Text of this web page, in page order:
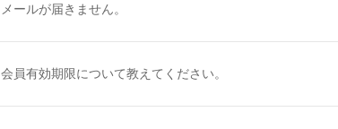
メールが届きません。
会員有効期限について教えてください。